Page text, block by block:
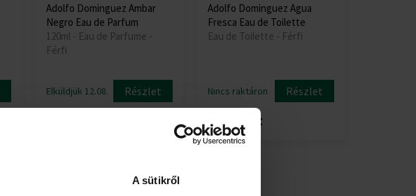
A sütikről
Adolfo Dominguez Ambar
Negro Eau de Parfum
120ml - Eau de Parfume -
Férfi
Elküldjük 12.08. Részlet
Adolfo Dominguez Agua
Fresca Eau de Toilette
Eau de Toilette - Férfi
Nincs raktáron Részlet
11230 Ft